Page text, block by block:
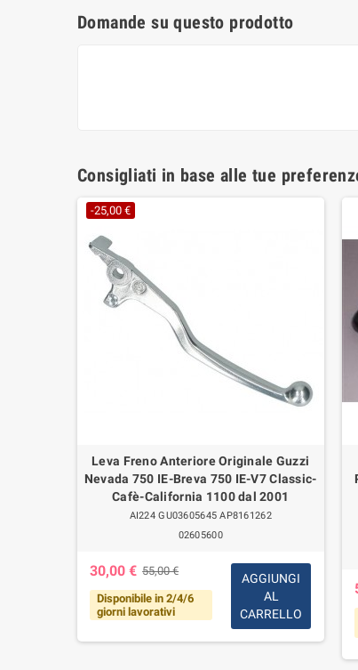
Domande su questo prodotto
Consigliati in base alle tue
-25,00 €
Leva Freno Anteriore Originale Guzzi
Nevada 750 IE-Breva 750 IE-V7 Classic-
Cafè-California 1100 dal 2001
AI224 GU03605645 AP8161262
02605600
30,00 € 55,00 €
Disponibile in 2/4/6
giorni lavorativi
AGGIUNGI
AL
CARRELLO